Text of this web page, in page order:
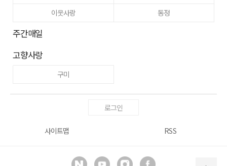
이웃사랑
동정
주간매일
고향사랑
구미
로그인
사이트맵 RSS